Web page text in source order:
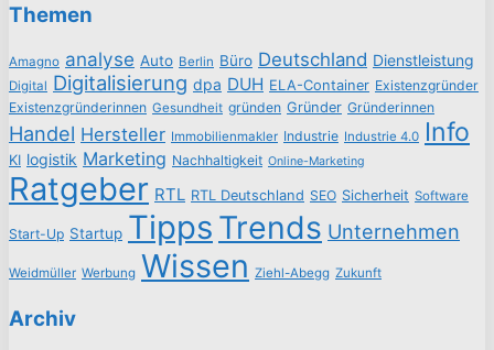
Themen
Amagno analyse Auto Berlin Büro Deutschland Dienstleistung
Digital Digitalisierung dpa DUH ELA-Container Existenzgründer
Existenzgründerinnen Gesundheit gründen Gründer Gründerinnen
Handel Hersteller Immobilienmakler Industrie Industrie 4.0 Info
KI logistik Marketing Nachhaltigkeit Online-Marketing
Ratgeber RTL RTL Deutschland SEO Sicherheit Software
Start-Up Startup Tipps Trends Unternehmen
Weidmüller Werbung Wissen Ziehl-Abegg Zukunft
Archiv